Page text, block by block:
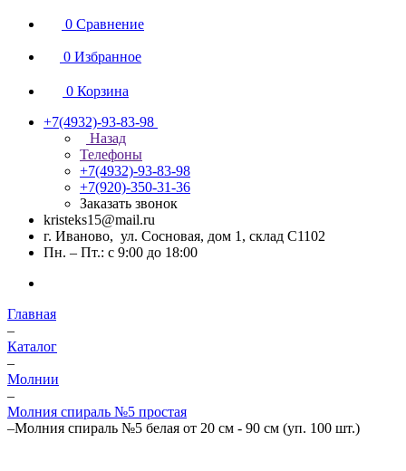
0 Сравнение
0 Избранное
0 Корзина
+7(4932)-93-83-98
Назад
Телефоны
+7(4932)-93-83-98
+7(920)-350-31-36
Заказать звонок
kristeks15@mail.ru
г. Иваново, ул. Сосновая, дом 1, склад С1102
Пн. – Пт.: с 9:00 до 18:00
Главная
–
Каталог
–
Молнии
–
Молния спираль №5 простая
–Молния спираль №5 белая от 20 см - 90 см (уп. 100 шт.)